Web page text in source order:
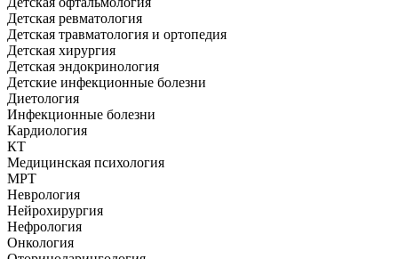
Детская ревматология
Детская травматология и ортопедия
Детская хирургия
Детская эндокринология
Детские инфекционные болезни
Диетология
Инфекционные болезни
Кардиология
КТ
Медицинская психология
МРТ
Неврология
Нейрохирургия
Нефрология
Онкология